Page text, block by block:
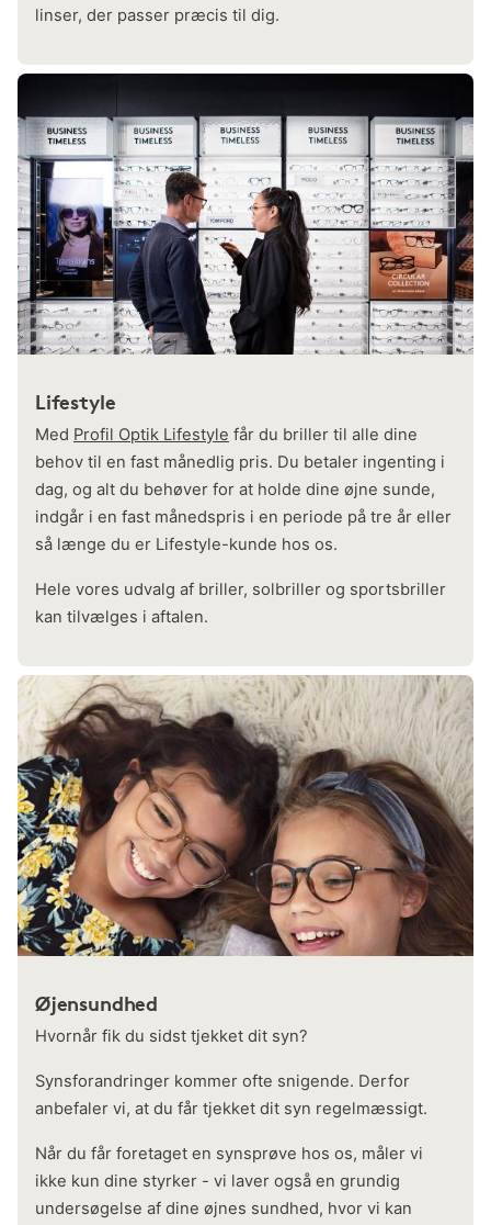
linser, der passer præcis til dig.
Lifestyle
Med Profil Optik Lifestyle får du briller til alle dine
behov til en fast månedlig pris. Du betaler ingenting i
dag, og alt du behøver for at holde dine øjne sunde,
indgår i en fast månedspris i en periode på tre år eller
så længe du er Lifestyle-kunde hos os.
Hele vores udvalg af briller, solbriller og sportsbriller
kan tilvælges i aftalen.
Øjensundhed
Hvornår fik du sidst tjekket dit syn?
Synsforandringer kommer ofte snigende. Derfor
anbefaler vi, at du får tjekket dit syn regelmæssigt.
Når du får foretaget en synsprøve hos os, måler vi
ikke kun dine styrker - vi laver også en grundig
undersøgelse af dine øjnes sundhed, hvor vi kan